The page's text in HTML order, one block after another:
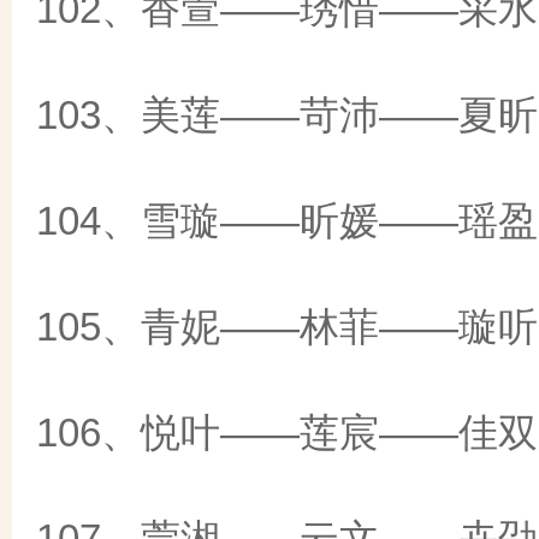
103、美莲——苛沛——夏昕
104、雪璇——昕媛——瑶盈
105、青妮——林菲——璇听
106、悦叶——莲宸——佳双